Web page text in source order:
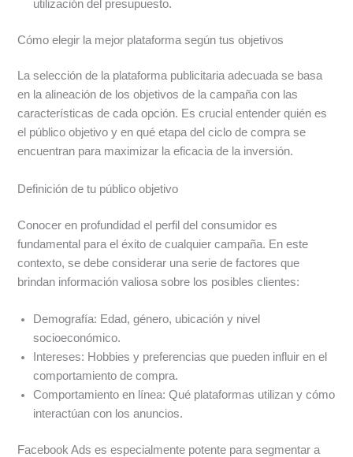
utilización del presupuesto.
Cómo elegir la mejor plataforma según tus objetivos
La selección de la plataforma publicitaria adecuada se basa
en la alineación de los objetivos de la campaña con las
características de cada opción. Es crucial entender quién es
el público objetivo y en qué etapa del ciclo de compra se
encuentran para maximizar la eficacia de la inversión.
Definición de tu público objetivo
Conocer en profundidad el perfil del consumidor es
fundamental para el éxito de cualquier campaña. En este
contexto, se debe considerar una serie de factores que
brindan información valiosa sobre los posibles clientes:
Demografía: Edad, género, ubicación y nivel
socioeconómico.
Intereses: Hobbies y preferencias que pueden influir en el
comportamiento de compra.
Comportamiento en línea: Qué plataformas utilizan y cómo
interactúan con los anuncios.
Facebook Ads es especialmente potente para segmentar a